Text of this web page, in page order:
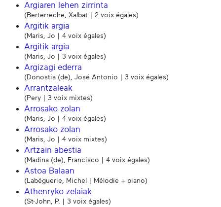
Argiaren lehen zirrinta
(Berterreche, Xalbat | 2 voix égales)
Argitik argia
(Maris, Jo | 4 voix égales)
Argitik argia
(Maris, Jo | 3 voix égales)
Argizagi ederra
(Donostia (de), José Antonio | 3 voix égales)
Arrantzaleak
(Pery | 3 voix mixtes)
Arrosako zolan
(Maris, Jo | 4 voix égales)
Arrosako zolan
(Maris, Jo | 4 voix mixtes)
Artzain abestia
(Madina (de), Francisco | 4 voix égales)
Astoa Balaan
(Labéguerie, Michel | Mélodie + piano)
Athenryko zelaiak
(St-John, P. | 3 voix égales)